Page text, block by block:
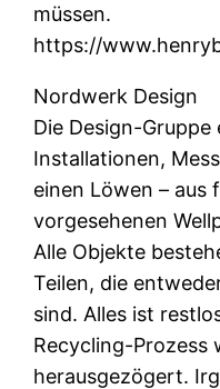
müssen.
https://
Nordwerk Design
Die Design-
Installationen,
einen Löwen – aus
vorgesehenen
Alle Objekte
Teilen, die
sind. Alles ist
Recycling-Prozess
herausgezögert.